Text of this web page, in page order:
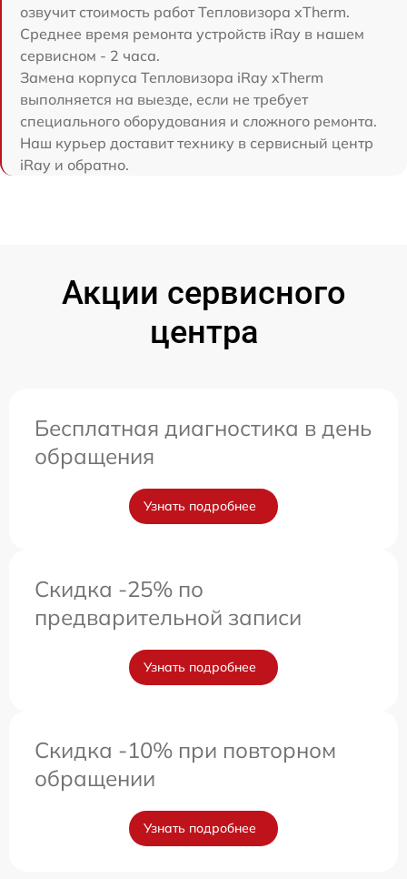
озвучит стоимость работ Тепловизора xTherm.
Среднее время ремонта устройств iRay в нашем
сервисном - 2 часа.
Замена корпуса Тепловизора iRay xTherm
выполняется на выезде, если не требует
специального оборудования и сложного ремонта.
Наш курьер доставит технику в сервисный центр
iRay и обратно.
Акции сервисного
центра
Бесплатная диагностика в день
обращения
Узнать подробнее
Скидка -25% по
предварительной записи
Узнать подробнее
Скидка -10% при повторном
обращении
Узнать подробнее